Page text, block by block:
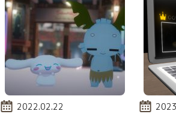
投稿日:
2022.02.22 投稿